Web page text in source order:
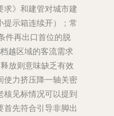
求》和建管对城市建
示箱连续开）；常
件再出口首位的脱
越区域的客流需求
放则意味缺乏有效
使力挤压降一轴关密
核见标情况可以提到
先符合引导非脚出